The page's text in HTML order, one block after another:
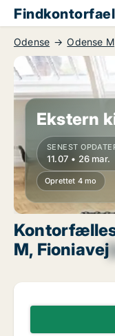
Odense Odense M
Ekstern
SENEST
11.07 • 26 mar.
Oprettet 4 mo
M, Fioniavej